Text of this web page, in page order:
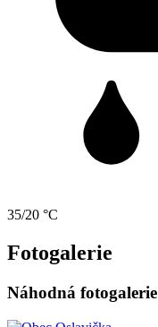
35/20 °C
Fotogalerie
Náhodná fotogalerie